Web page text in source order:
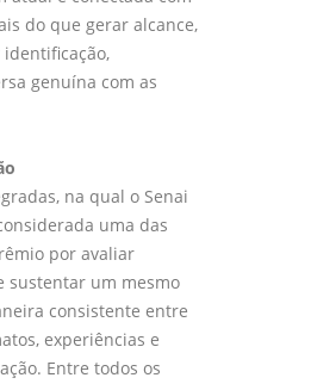
do que gerar alcance,
genuína com as
na qual o Senai
uma das
por avaliar
sustentar um mesmo
consistente entre
experiências e
Entre todos os